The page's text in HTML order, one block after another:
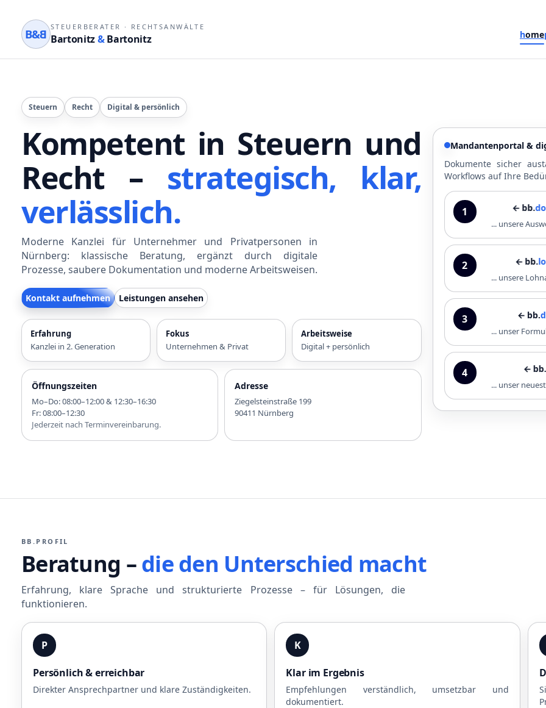
B&B STEUERBERATER · RECHTSANWÄLTE
Bartonitz&Bartonitz home
Steuern Recht Digital & persönlich
Kompetent in Steuern und
Recht – strategisch, klar,
verlässlich.
Moderne Kanzlei für Unternehmer und Privatpersonen in
Nürnberg: klassische Beratung, ergänzt durch digitale
Prozesse, saubere Dokumentation und moderne Arbeitsweisen.
Kontakt aufnehmen Leistungen ansehen
Erfahrung
Kanzlei in 2. Generation
Fokus
Unternehmen & Privat
Arbeitsweise
Digital + persönlich
Öffnungszeiten
Mo–Do: 08:00–12:00 & 12:30–16:30
Fr: 08:00–12:30
Jederzeit nach Terminvereinbarung.
Adresse
Ziegelsteinstraße 199
90411 Nürnberg
Mandantenportal &
Dokumente sicher
Workflows auf Ihre
1 ← bb.
... unsere
2
... unsere
3
... unser
4
... unser
BB.PROFIL
Beratung –die den Unterschied macht
Erfahrung, klare Sprache und strukturierte Prozesse – für Lösungen, die
funktionieren.
P
Persönlich & erreichbar
Direkter Ansprechpartner und klare Zuständigkeiten.
K
Klar im Ergebnis
Empfehlungen verständlich, umsetzbar und
dokumentiert.